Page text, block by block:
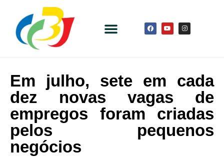
Em julho, sete em cada
dez novas vagas de
empregos foram criadas
pelos pequenos
negócios